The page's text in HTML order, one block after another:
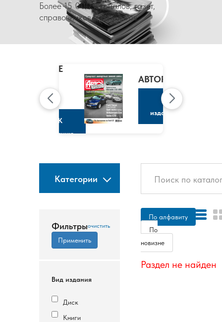
Более 15 000 журналов, газет,
справочников и каталогов
CLAIRE
МАРИ
КЛЭР
К
изданию
АВТОРЕВЮ
К
изданию
Категории
Фильтры
Вид издания
Диск
Книги
По алфавиту
По
новизне
Раздел не найден